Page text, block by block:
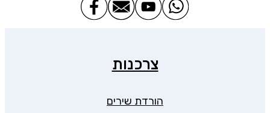
צרכנות
הורדת שירים